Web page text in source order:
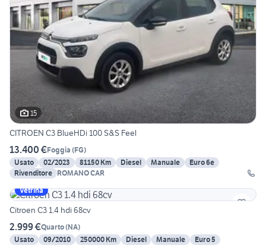
15
CITROEN C3 BlueHDi 100 S&S Feel
13.400 €Foggia (FG)
Usato
02/2023 81150 Km Diesel Manuale
Euro 6e
Rivenditore ROMANO CAR
Vetrina
Citroen C3 1.4 hdi 68cv
2.999 €Quarto(NA)
Usato
09/2010 250000 Km Diesel Manuale Euro 5